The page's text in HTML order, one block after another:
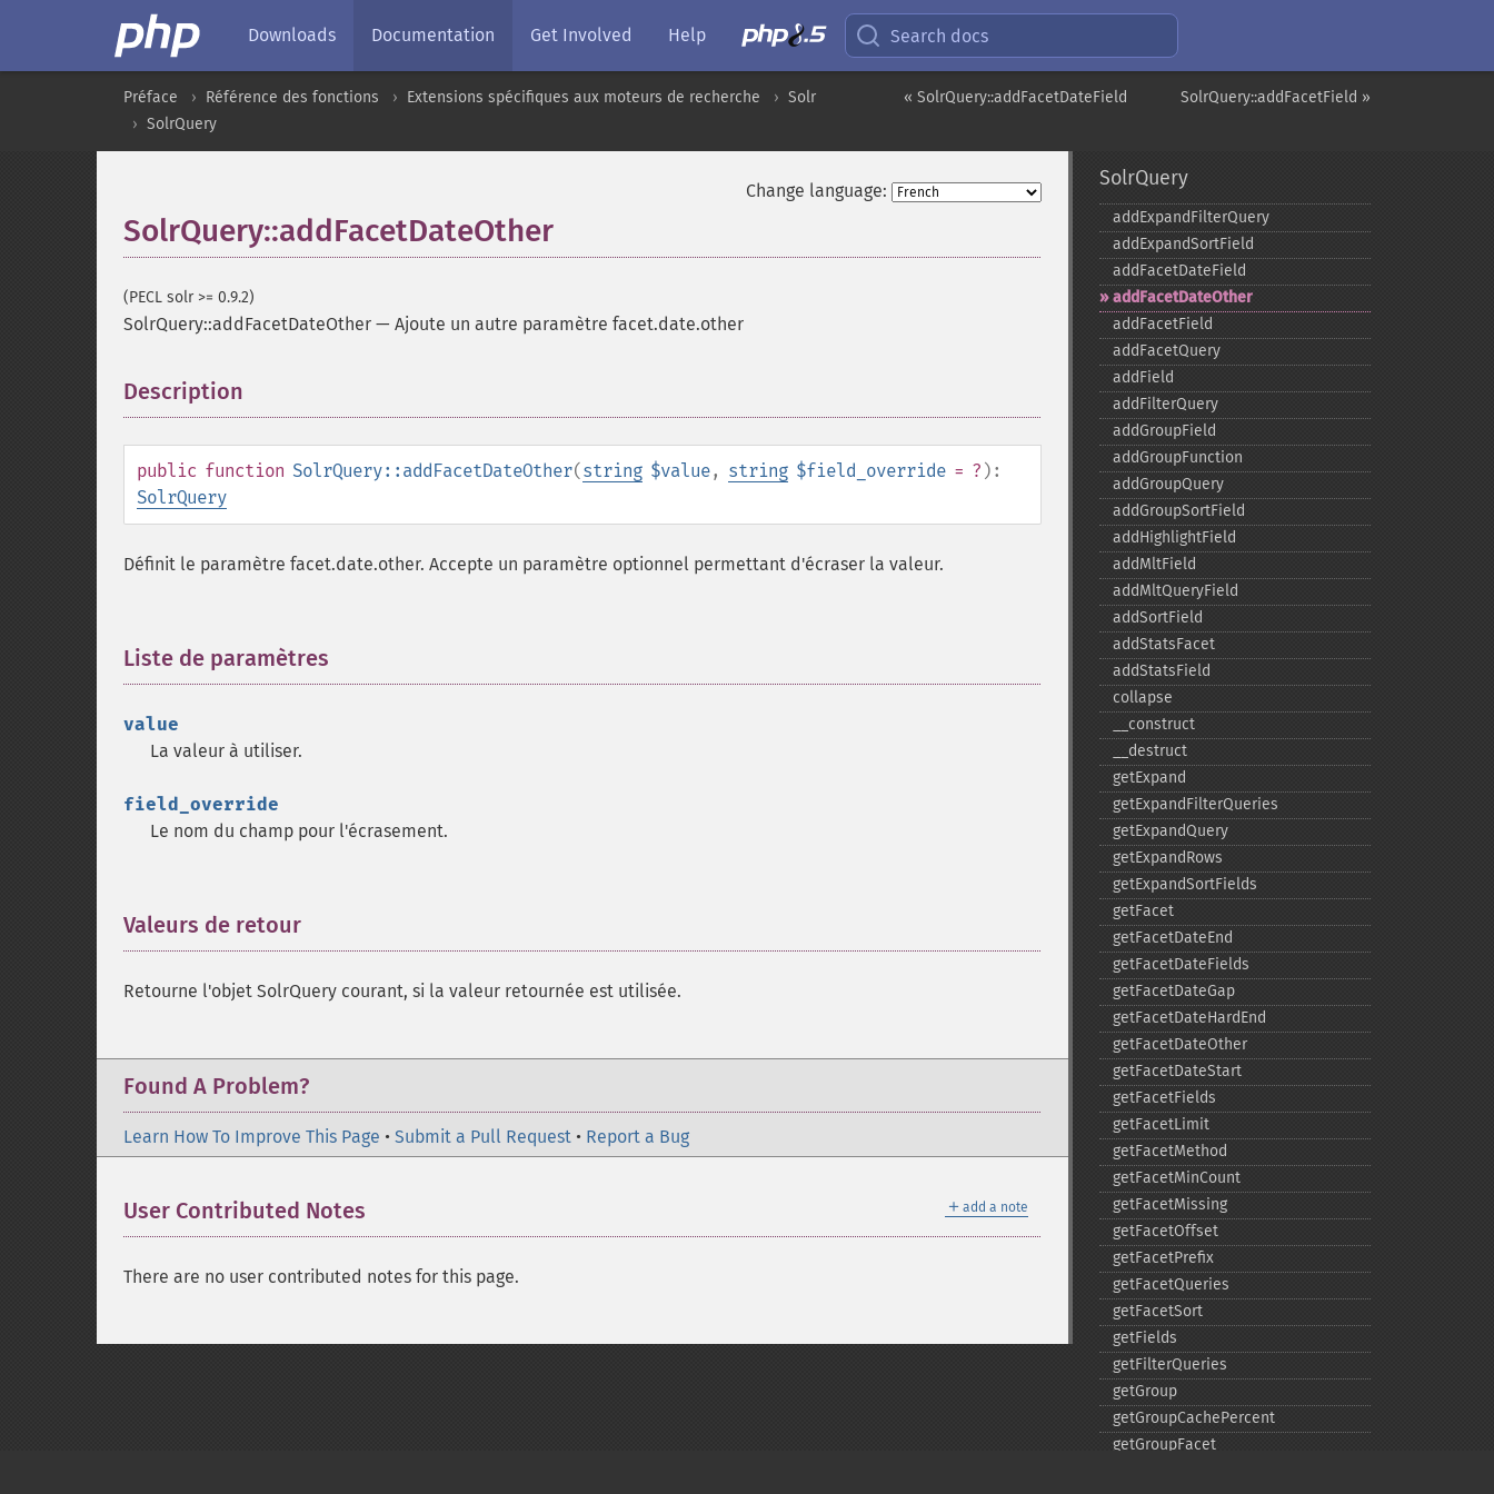
Downloads Documentation Get Involved Help Search docs
SolrQuery::addFacetField »
« SolrQuery::addFacetDateField
Préface Référence des fonctions Extensions spécifiques aux moteurs de recherche
Solr
SolrQuery
Change language:
SolrQuery::addFacetDateOther
(PECL solr >= 0.9.2)
SolrQuery::addFacetDateOther — Ajoute un autre paramètre facet.date.other
Description
public function SolrQuery::addFacetDateOther(string $value, string $field_override = ? ):
SolrQuery
Définit le paramètre facet.date.other. Accepte un paramètre optionnel permettant d'écraser la valeur.
Liste de paramètres
value
La valeur à utiliser.
field_override
Le nom du champ pour l'écrasement.
Valeurs de retour
Retourne l'objet SolrQuery courant, si la valeur retournée est utilisée.
Found A Problem?
Learn How To Improve This Page • Submit a Pull Request • Report a Bug
＋ add a note
User Contributed Notes
There are no user contributed notes for this page.
SolrQuery
addExpandFilterQuery
addExpandSortField
addFacetDateField
addFacetDateOther
addFacetField
addFacetQuery
addField
addFilterQuery
addGroupField
addGroupFunction
addGroupQuery
addGroupSortField
addHighlightField
addMltField
addMltQueryField
addSortField
addStatsFacet
addStatsField
collapse
_​_​construct
_​_​destruct
getExpand
getExpandFilterQueries
getExpandQuery
getExpandRows
getExpandSortFields
getFacet
getFacetDateEnd
getFacetDateFields
getFacetDateGap
getFacetDateHardEnd
getFacetDateOther
getFacetDateStart
getFacetFields
getFacetLimit
getFacetMethod
getFacetMinCount
getFacetMissing
getFacetOffset
getFacetPrefix
getFacetQueries
getFacetSort
getFields
getFilterQueries
getGroup
getGroupCachePercent
getGroupFacet